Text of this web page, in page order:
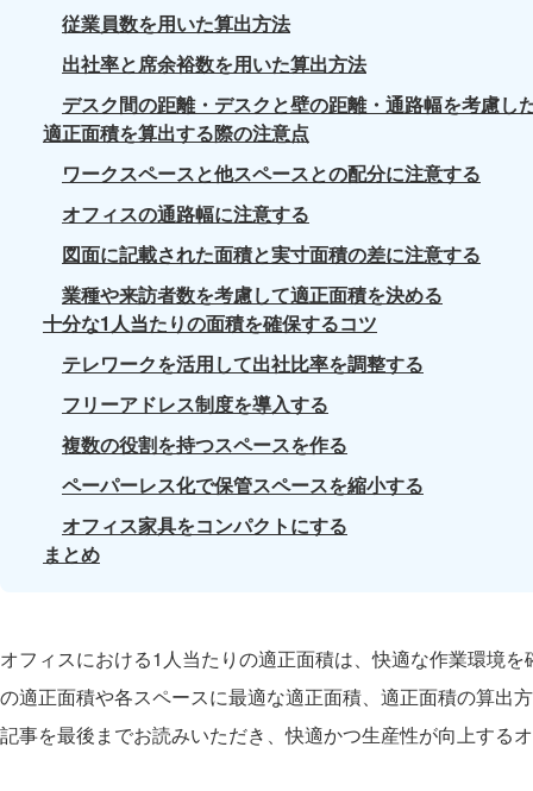
従業員数を用いた算出方法
出社率と席余裕数を用いた算出方法
デスク間の距離・デスクと壁の距離・通路幅を考慮し
適正面積を算出する際の注意点
ワークスペースと他スペースとの配分に注意する
オフィスの通路幅に注意する
図面に記載された面積と実寸面積の差に注意する
業種や来訪者数を考慮して適正面積を決める
十分な1人当たりの面積を確保するコツ
テレワークを活用して出社比率を調整する
フリーアドレス制度を導入する
複数の役割を持つスペースを作る
ペーパーレス化で保管スペースを縮小する
オフィス家具をコンパクトにする
まとめ
オフィスにおける1人当たりの適正面積は、快適な作業環境
の適正面積や各スペースに最適な適正面積、適正面積の算出
記事を最後までお読みいただき、快適かつ生産性が向上する